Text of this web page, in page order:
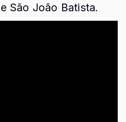
São João Batista.